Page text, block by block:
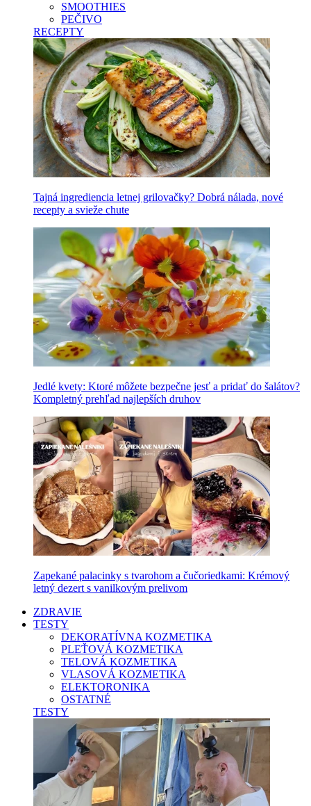
SMOOTHIES
PEČIVO
RECEPTY
Tajná ingrediencia letnej grilovačky? Dobrá nálada, nové
recepty a svieže chute
Jedlé kvety: Ktoré môžete bezpečne jesť a pridať do šalátov?
Kompletný prehľad najlepších druhov
Zapekané palacinky s tvarohom a čučoriedkami: Krémový
letný dezert s vanilkovým prelivom
ZDRAVIE
TESTY
DEKORATÍVNA KOZMETIKA
PLEŤOVÁ KOZMETIKA
TELOVÁ KOZMETIKA
VLASOVÁ KOZMETIKA
ELEKTORONIKA
OSTATNÉ
TESTY